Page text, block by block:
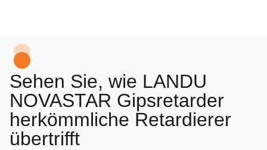
Sehen Sie, wie LANDU
NOVASTAR Gipsretarder
herkömmliche Retardierer
übertrifft